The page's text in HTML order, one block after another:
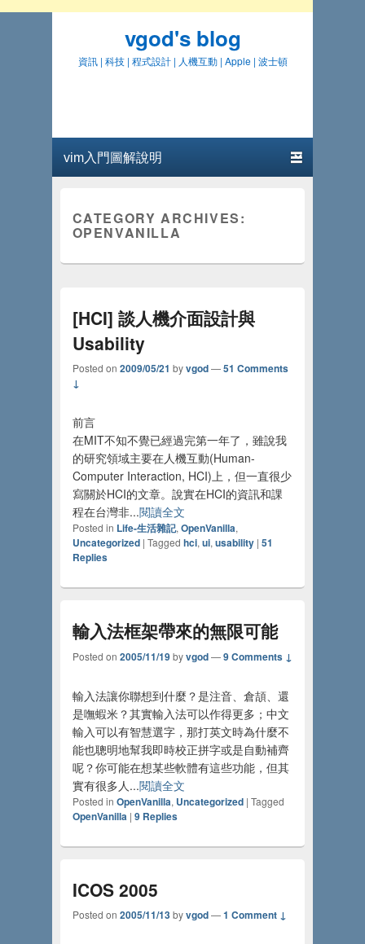
vgod's blog
資訊 | 科技 | 程式設計 | 人機互動 | Apple | 波士頓
Primary menu
Skip to primary content
Skip to secondary content
CATEGORY ARCHIVES:
OPENVANILLA
[HCI] 談人機介面設計與
Usability
Posted on 2009/05/21 byvgod—51 Comments
↓
前言
在MIT不知不覺已經過完第一年了，雖說我
的研究領域主要在人機互動(Human-
Computer Interaction, HCI)上，但一直很少
寫關於HCI的文章。說實在HCI的資訊和課
程在台灣非...閱讀全文
Posted in Life-生活雜記, OpenVanilla,
Uncategorized | Tagged hci, ui, usability | 51
Replies
輸入法框架帶來的無限可能
Posted on 2005/11/19byvgod—9 Comments ↓
輸入法讓你聯想到什麼？是注音、倉頡、還
是嘸蝦米？其實輸入法可以作得更多；中文
輸入可以有智慧選字，那打英文時為什麼不
能也聰明地幫我即時校正拼字或是自動補齊
呢？你可能在想某些軟體有這些功能，但其
實有很多人...閱讀全文
Posted in OpenVanilla, Uncategorized | Tagged
OpenVanilla | 9Replies
ICOS 2005
Posted on 2005/11/13byvgod—1 Comment ↓